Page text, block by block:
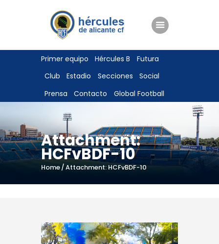
Primer equipo Hércules B
Futura
Club
Estadio Secciones
Social
Prensa
Contacto Global Football
Attachment:
HCFvBDF-10
Home Attachment: HCFvBDF-10
ENTRADAS
TIENDA
HÉRCULESCF100